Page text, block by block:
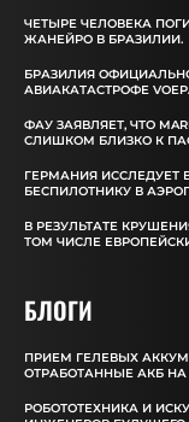
ЧЕТЫРЕ ЧЕЛОВЕКА
ЖАНЕЙРО В БРАЗИЛИИ.
БРАЗИЛИЯ
АВИАКАТАСТРОФЕ
ФАУ ЗАЯВЛЯЕТ, ЧТО
СЛИШКОМ БЛИЗКО К
ГЕРМАНИЯ ИССЛЕДУЕТ
БЕСПИЛОТНИКУ В
В РЕЗУЛЬТАТЕ
ТОМ ЧИСЛЕ
БЛОГИ
ПРИЕМ ГЕЛЕВЫХ
ОТРАБОТАННЫЕ АКБ НА
РОБОТОТЕХНИКА И